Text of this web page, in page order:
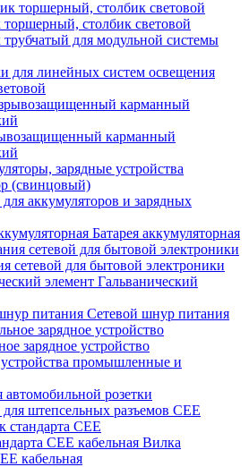
столбик световой
для модульной системы
для линейных систем освещения
карманный
зарядные устройства
(свинцовый)
аккумуляторов и зарядных
Батарея аккумуляторная
сетевой для бытовой электроники
Гальванический
Сетевой шнур питания
зарядное устройство
промышленные и
автомобильной розетки
штепсельных разъемов CEE
стандарта CEE
Вилка
кабельная